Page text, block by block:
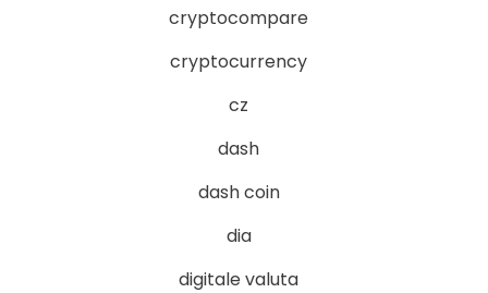
cryptocompare
cryptocurrency
cz
dash
dash coin
dia
digitale valuta